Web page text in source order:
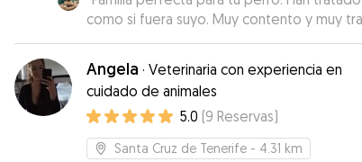
como si fuera suyo. Muy contento y muy
dejado con ellos. Repetiré seguro.”
Angela · Veterinaria con experiencia en
cuidado de animales
5.0 (9 Reservas)
Santa Cruz de Tenerife - 4.31 km